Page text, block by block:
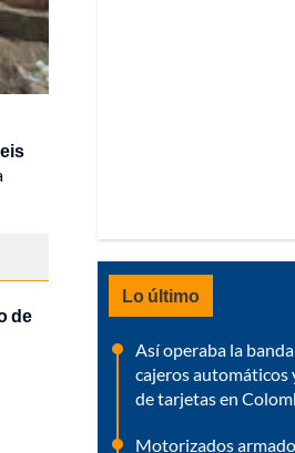
de
Lo último
Así operaba la
cajeros automáticos
de tarjetas en
Motorizados